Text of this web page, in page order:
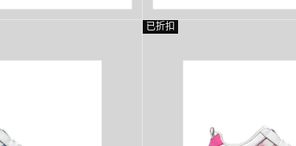
折
扣
價
已折扣